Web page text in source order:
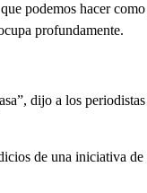
podemos hacer
profundamente.
dijo a los
de una iniciativa de